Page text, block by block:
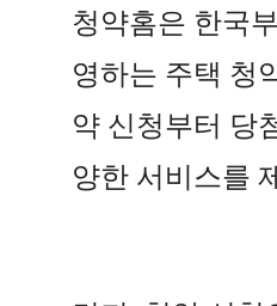
청약홈은 한국
영하는 주택 청
약 신청부터 당
양한 서비스를